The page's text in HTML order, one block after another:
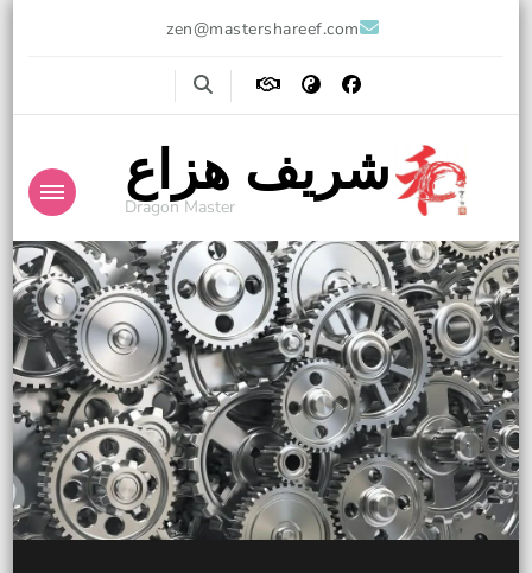
zen@mastershareef.com
شريف هزاع
Dragon Master